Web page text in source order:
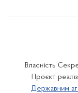
Власність
Проєкт
Державним